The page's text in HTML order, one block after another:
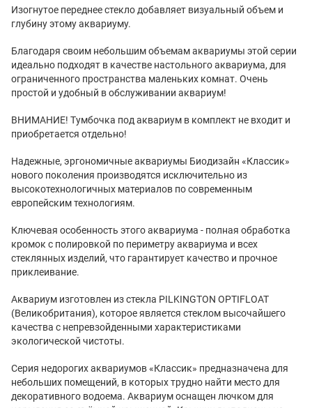
Изогнутое переднее стекло добавляет визуальный объем и
глубину этому аквариуму.
Благодаря своим небольшим объемам аквариумы этой серии
идеально подходят в качестве настольного аквариума, для
ограниченного пространства маленьких комнат. Очень
простой и удобный в обслуживании аквариум!
ВНИМАНИЕ! Тумбочка под аквариум в комплект не входит и
приобретается отдельно!
Надежные, эргономичные аквариумы Биодизайн «Классик»
нового поколения производятся исключительно из
высокотехнологичных материалов по современным
европейским технологиям.
Ключевая особенность этого аквариума - полная обработка
кромок с полировкой по периметру аквариума и всех
стеклянных изделий, что гарантирует качество и прочное
приклеивание.
Аквариум изготовлен из стекла PILKINGTON OPTIFLOAT
(Великобритания), которое является стеклом высочайшего
качества с непревзойденными характеристиками
экологической чистоты.
Серия недорогих аквариумов «Классик» предназначена для
небольших помещений, в которых трудно найти место для
декоративного водоема. Аквариум оснащен лючком для